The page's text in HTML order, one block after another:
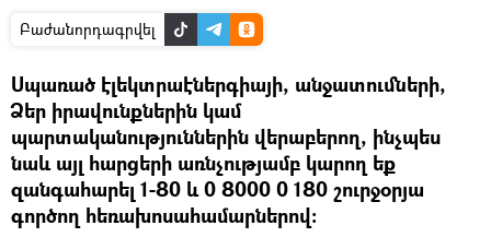
Բաժանորդագրվել
Սպառած էլեկտրաէներգիայի, անջատումների,
Ձեր իրավունքներին կամ
պարտականություններին վերաբերող, ինչպես
նաև այլ հարցերի առնչությամբ կարող եք
զանգահարել 1-80 և 0 8000 0 180 շուրջօրյա
գործող հեռախոսահամարներով: